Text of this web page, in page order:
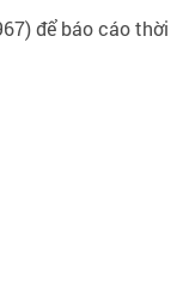
để báo cáo thời